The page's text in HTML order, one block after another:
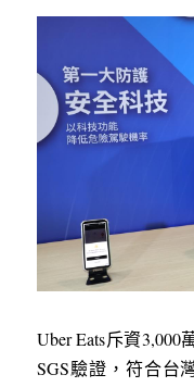
Uber Eats斥資
SGS驗證，符合台